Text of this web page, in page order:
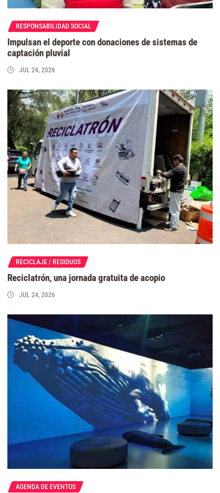
RESPONSABILIDAD SOCIAL
Impulsan el deporte con donaciones de sistemas de
captación pluvial
JUL 24, 2026
RECICLAJE / RESIDUOS
Reciclatrón, una jornada gratuita de acopio
JUL 24, 2026
AGENDA DE EVENTOS